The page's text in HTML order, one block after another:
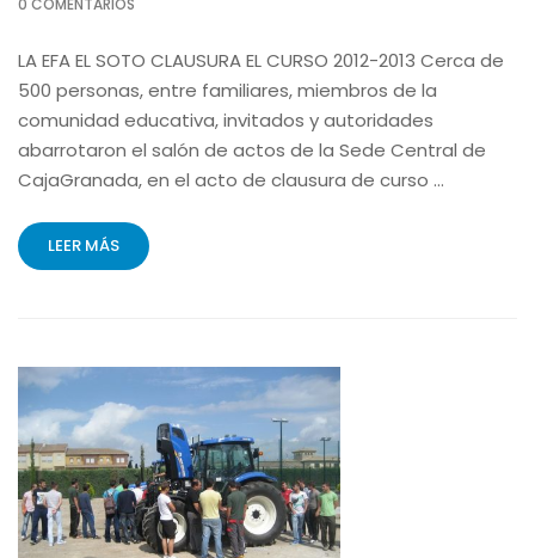
0 COMENTARIOS
LA EFA EL SOTO CLAUSURA EL CURSO 2012-2013 Cerca de
500 personas, entre familiares, miembros de la
comunidad educativa, invitados y autoridades
abarrotaron el salón de actos de la Sede Central de
CajaGranada, en el acto de clausura de curso …
LEER MÁS